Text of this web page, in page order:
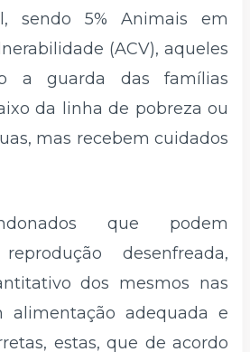
sendo 5% Animais em
(ACV), aqueles
a guarda das famílias
da linha de pobreza ou
mas recebem cuidados
que podem
desenfreada,
dos mesmos nas
alimentação adequada e
estas, que de acordo